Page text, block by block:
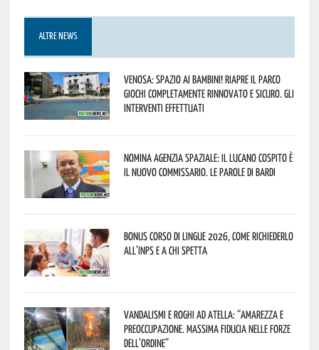
ALTRE NEWS
Venosa: spazio ai bambini! Riapre il Parco
Giochi completamente rinnovato e sicuro. Gli
interventi effettuati
Nomina Agenzia Spaziale: il lucano Cospito è
il nuovo commissario. Le parole di Bardi
Bonus corso di lingue 2026, come richiederlo
all’INPS e a chi spetta
Vandalismi e roghi ad Atella: “Amarezza e
preoccupazione. Massima fiducia nelle Forze
dell’Ordine”